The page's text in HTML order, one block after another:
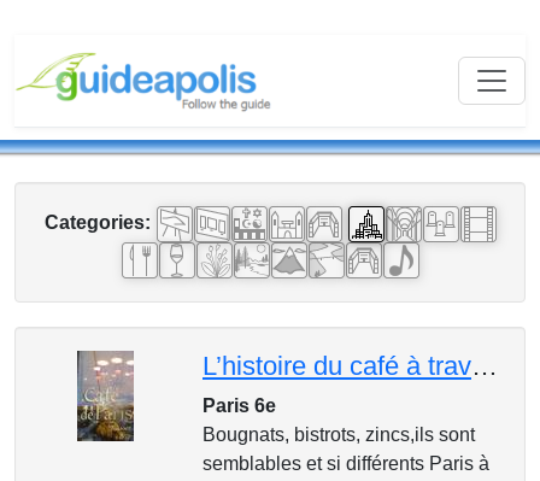
Categories:
L’histoire du café à travers les cafés de Paris
Paris 6e
Bougnats, bistrots, zincs,ils sont
semblables et si différents Paris à